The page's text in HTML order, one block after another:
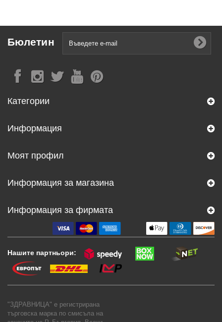
Бюлетин
Категории
Информация
Моят профил
Информация за магазина
Информация за фирмата
Нашите партньори:
"ЗДРАВНИЦА" е регистрирана
търговска марка по смисъла на